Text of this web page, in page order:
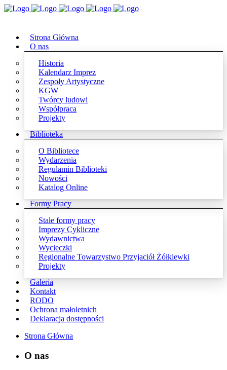
Strona Główna
O nas
Historia
Kalendarz Imprez
Zespoły Artystyczne
KGW
Twórcy ludowi
Współpraca
Projekty
Biblioteka
O Bibliotece
Wydarzenia
Regulamin Biblioteki
Nowości
Katalog Online
Formy Pracy
Stałe formy pracy
Imprezy Cykliczne
Wydawnictwa
Wycieczki
Regionalne Towarzystwo Przyjaciół Żółkiewki
Projekty
Galeria
Kontakt
RODO
Ochrona małoletnich
Deklaracja dostępności
Strona Główna
O nas